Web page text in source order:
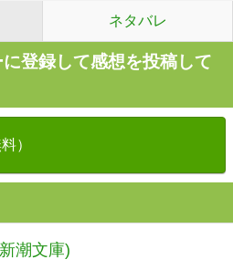
ネタバレ
登録して感想を投稿して
）
潮文庫)